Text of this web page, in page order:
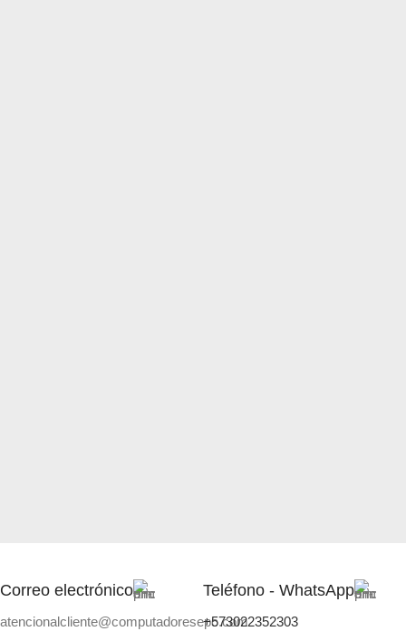
Correo electrónico
atencionalcliente@computadoresepc.com
Teléfono - WhatsApp
+573022352303